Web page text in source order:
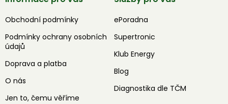
Obchodní podmínky
Podmínky ochrany osobních
údajů
Doprava a platba
O nás
Jen to, čemu věříme
ePoradna
Supertronic
Klub Energy
Blog
Diagnostika dle TČM